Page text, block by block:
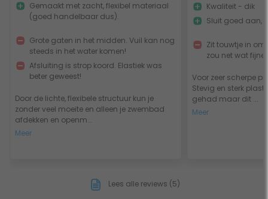
Door de lichte, flexibele structuur kun je
zonder veel moeite en alleen je zwembad
afdekken en openm...
Meer
Gemaakt met zacht, flexibel materiaal
(goed handelbaar dus).
Grote gaten in het midden. Vuil kan nog
steeds in het water komen!
Afsluiting is strop koord. Elastiek was
beter geweest!
Voor zeer scherpe
Stevig en sterk
gehad maar dit ...
Meer
Kwaliteit - dik
Sluit goed aan,
Zit touwtje in om
zou net wat
Lees alle reviews (5)